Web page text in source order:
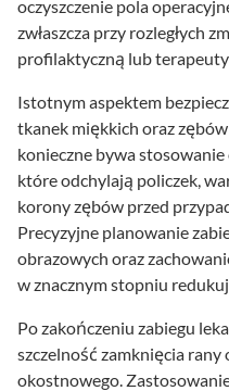
oczyszczenie pola
zwłaszcza przy rozległych
profilaktyczną lub
Istotnym aspektem
tkanek miękkich oraz
konieczne bywa
które odchylają policzek,
korony zębów przed
Precyzyjne planowanie
obrazowych oraz
w znacznym stopniu
Po zakończeniu zabiegu
szczelność zamknięcia
okostnowego.